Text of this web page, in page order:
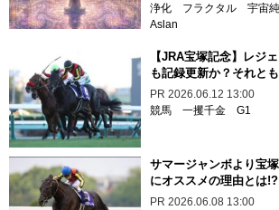
浄化
フラクタル 宇宙
Aslan
【JRA宝塚記念】レジ
も記録更新か？それと
PR 2026.06.12 13:00
競馬 一攫千金 G1
サマージャンボより宝
にオススメの理由とは!?
PR 2026.06.08 13:00